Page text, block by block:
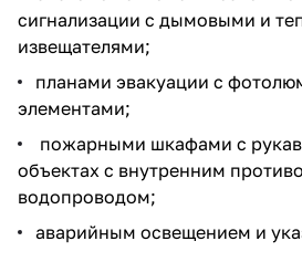
сигнализации с дымовыми и
извещателями;
планами эвакуации с
элементами;
пожарными шкафами с
объектах с внутренним
водопроводом;
аварийным освещением и